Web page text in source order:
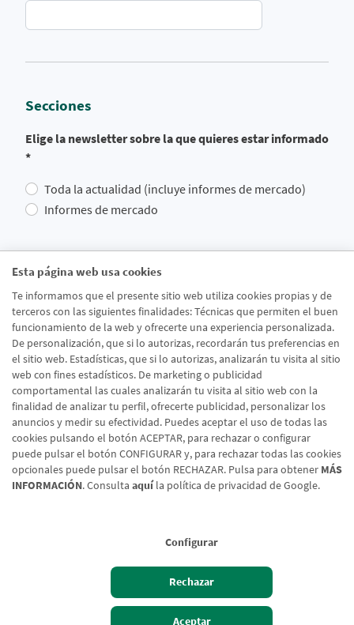
Esta página web usa cookies
Te informamos que el presente sitio web utiliza cookies propias y de
terceros con las siguientes finalidades: Técnicas que permiten el buen
funcionamiento de la web y ofrecerte una experiencia personalizada.
De personalización, que si lo autorizas, recordarán tus preferencias en
el sitio web. Estadísticas, que si lo autorizas, analizarán tu visita al sitio
web con fines estadísticos. De marketing o publicidad
comportamental las cuales analizarán tu visita al sitio web con la
finalidad de analizar tu perfil, ofrecerte publicidad, personalizar los
anuncios y medir su efectividad. Puedes aceptar el uso de todas las
cookies pulsando el botón ACEPTAR, para rechazar o configurar
puede pulsar el botón CONFIGURAR y, para rechazar todas las cookies
opcionales puede pulsar el botón RECHAZAR. Pulsa para obtener MÁS
INFORMACIÓN. Consulta aquíla política de privacidad de Google.
Configurar
Rechazar
Aceptar
Secciones
Elige la newsletter sobre la que quieres estar informado
*
Toda la actualidad (incluye informes de mercado)
Informes de mercado
He leído y acepto laPolítica de Protección de Datos
Usuarios Web
Enviar formulario
Aviso legal
Política de cookies
Protección de Datos